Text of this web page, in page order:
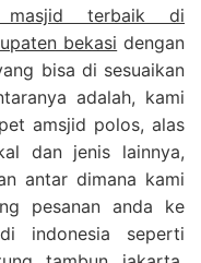
masjid terbaik di
bekasi dengan
bisa di sesuaikan
adalah, kami
amsjid polos, alas
dan jenis lainnya,
antar dimana kami
pesanan anda ke
indonesia seperti